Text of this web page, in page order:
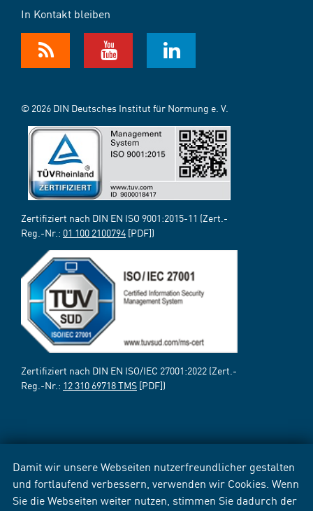
Damit wir unsere Webseiten nutzerfreundlicher gestalten
und fortlaufend verbessern, verwenden wir Cookies. Wenn
Sie die Webseiten weiter nutzen, stimmen Sie dadurch der
In Kontakt bleiben
© 2026 DIN Deutsches Institut für Normung e. V.
Zertifiziert nach DIN EN ISO 9001:2015-11 (Zert.-
Reg.-Nr.: 01 100 2100794 [PDF])
Zertifiziert nach DIN EN ISO/IEC 27001:2022 (Zert.-
Reg.-Nr.: 12 310 69718 TMS [PDF])